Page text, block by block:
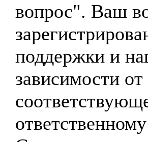
вопрос". Ваш
поддержки и
зависимости от